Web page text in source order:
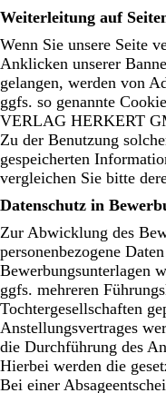
Weiterleitung auf
Wenn Sie unsere Seite
Anklicken unserer
gelangen, werden von
ggfs. so genannte
VERLAG HERKERT
Zu der Benutzung
gespeicherten
vergleichen Sie bitte
Datenschutz in
Zur Abwicklung des
personenbezogene
Bewerbungsunterlagen
ggfs. mehreren
Tochtergesellschaften
Anstellungsvertrages
die Durchführung des
Hierbei werden die
Bei einer